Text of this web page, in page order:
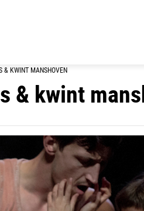
& KWINT MANSHOVEN
& kwint